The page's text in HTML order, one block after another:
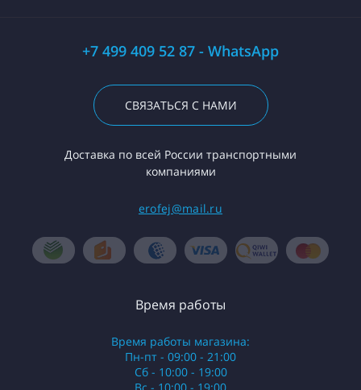
+7 499 409 52 87 - WhatsApp
СВЯЗАТЬСЯ С НАМИ
Доставка по всей России транспортными
компаниями
erofej@mail.ru
Время работы
Время работы магазина:
Пн-пт - 09:00 - 21:00
Сб - 10:00 - 19:00